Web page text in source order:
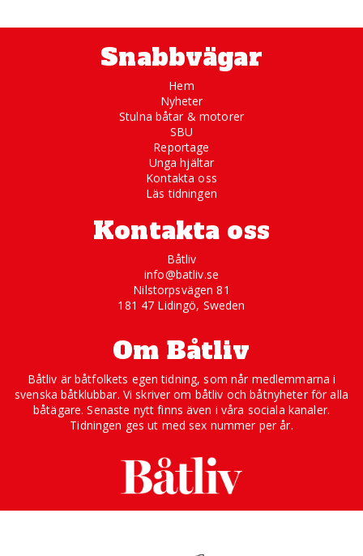
Snabbvägar
Hem
Nyheter
Stulna båtar & motorer
SBU
Reportage
Unga hjältar
Kontakta oss
Läs tidningen
Kontakta oss
Båtliv
info@batliv.se
Nilstorpsvägen 81
181 47 Lidingö, Sweden
Om Båtliv
Båtliv är båtfolkets egen tidning, som når medlemmarna i
svenska båtklubbar. Vi skriver om båtliv och båtnyheter för alla
båtägare. Senaste nytt finns även i våra sociala kanaler.
Tidningen ges ut med sex nummer per år.